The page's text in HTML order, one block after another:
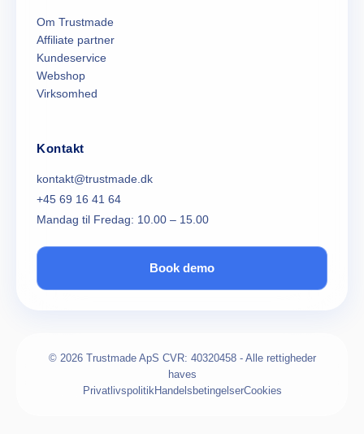
Om Trustmade
Affiliate partner
Kundeservice
Webshop
Virksomhed
Kontakt
kontakt@trustmade.dk
+45 69 16 41 64
Mandag til Fredag: 10.00 – 15.00
Book demo
© 2026 Trustmade ApS CVR: 40320458 - Alle rettigheder
haves
PrivatlivspolitikHandelsbetingelserCookies